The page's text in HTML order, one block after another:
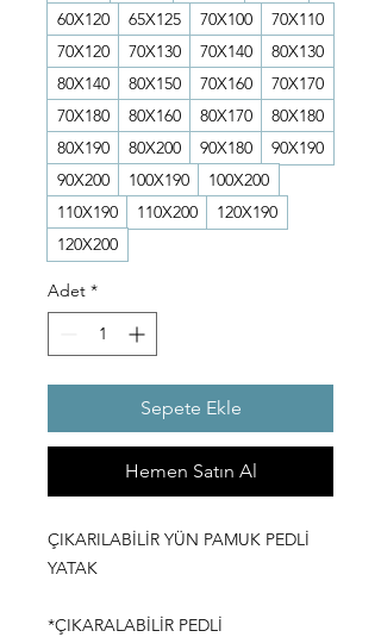
60X120
65X125 70X100
70X110
70X120
70X130 70X140
80X130
80X140
80X150 70X160
70X170
70X180
80X160 80X170
80X180
80X190
80X200 90X180
90X190
90X200
100X190
100X200
110X190
110X200
120X190
120X200
Adet *
Sepete Ekle
Hemen Satın Al
ÇIKARILABİLİR YÜN PAMUK PEDLİ
YATAK
*ÇIKARALABİLİR PEDLİ